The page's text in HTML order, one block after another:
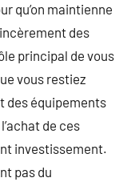
qu’on maintienne
des
principal de vous
vous restiez
des équipements
de ces
investissement.
pas du